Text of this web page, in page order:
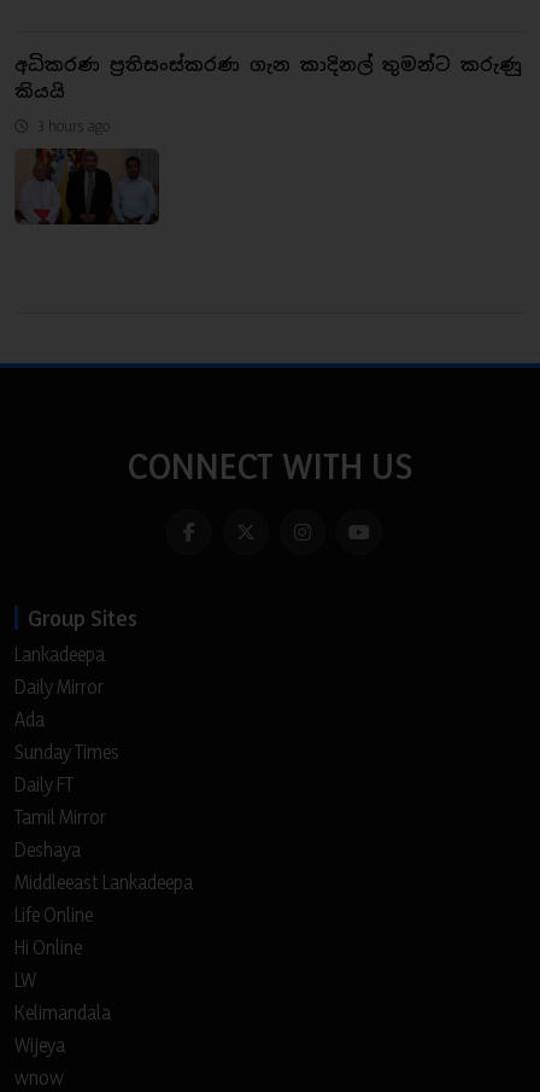
අධිකරණ ප්‍රතිසංස්කරණ ගැන කාදිනල් තුමන්ට කරුණු
කියයි
3 hours ago
CONNECT WITH US
Group Sites
Lankadeepa
Daily Mirror
Ada
Sunday Times
Daily FT
Tamil Mirror
Deshaya
Middleeast Lankadeepa
Life Online
Hi Online
LW
Kelimandala
Wijeya
wnow